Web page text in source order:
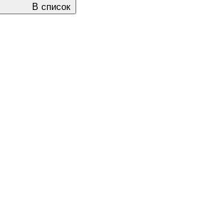
В список